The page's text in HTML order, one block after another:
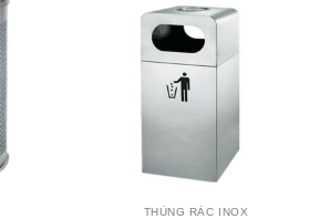
THÙNG RÁC INOX